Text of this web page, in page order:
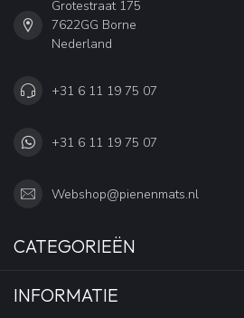
Grotestraat 175
7622GG Borne
Nederland
+31 6 11 19 75 07
+31 6 11 19 75 07
Webshop@pienenmats.nl
CATEGORIEËN
INFORMATIE